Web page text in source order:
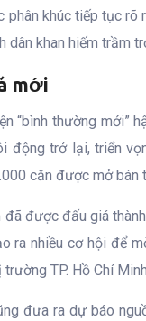
phân khúc tiếp tục
dân khan hiếm trầm
mới
“bình thường mới”
động trở lại, triển
căn được mở bán
đã được đấu giá
ra nhiều cơ hội để
TP. Hồ Chí
đưa ra dự báo